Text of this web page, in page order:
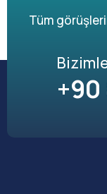
Tüm
+90